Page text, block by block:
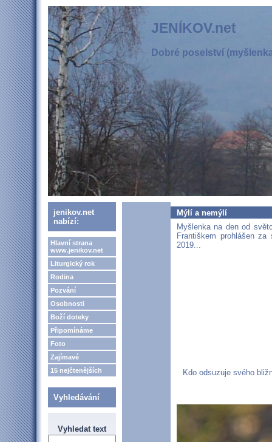
JENÍKOV.net
Dobré poselství
jenikov.net
nabízí:
Hlavní strana
www.jenikov.net
Liturgický rok
Rodina
Pozvání
Osobnosti
Boží doteky
Připomínáme
Foto
Zajímavé
15 nejčtenějších
Vyhledávání
Vyhledat text
Mýlí a nemýlí
Myšlenka na den od
Františkem prohlášen
2019...
Kdo odsuzuje svého